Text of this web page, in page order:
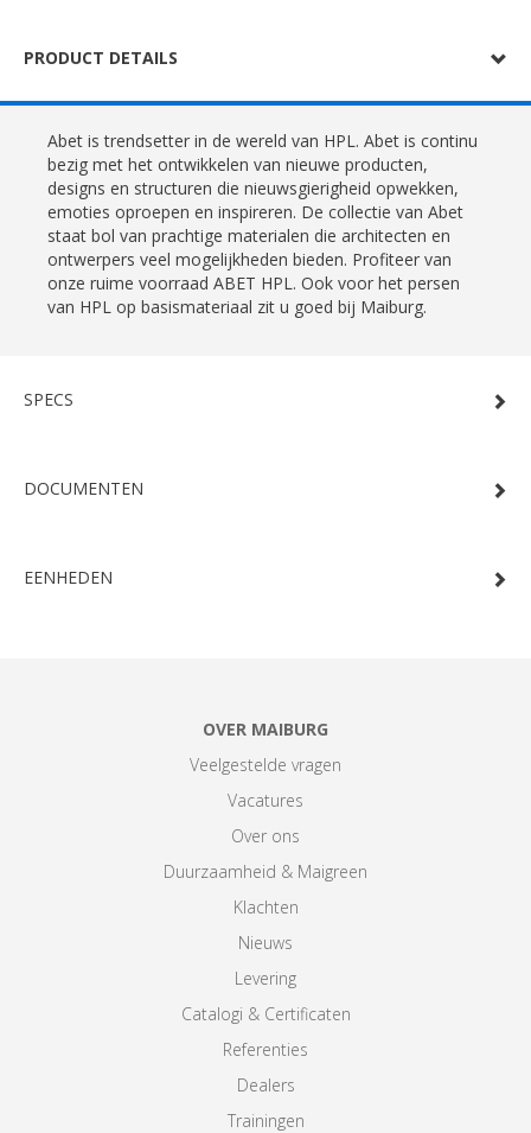
PRODUCT DETAILS
Abet is trendsetter in de wereld van HPL. Abet is continu
bezig met het ontwikkelen van nieuwe producten,
designs en structuren die nieuwsgierigheid opwekken,
emoties oproepen en inspireren. De collectie van Abet
staat bol van prachtige materialen die architecten en
ontwerpers veel mogelijkheden bieden. Profiteer van
onze ruime voorraad ABET HPL. Ook voor het persen
van HPL op basismateriaal zit u goed bij Maiburg.
SPECS
DOCUMENTEN
EENHEDEN
OVER MAIBURG
Veelgestelde vragen
Vacatures
Over ons
Duurzaamheid & Maigreen
Klachten
Nieuws
Levering
Catalogi & Certificaten
Referenties
Dealers
Trainingen